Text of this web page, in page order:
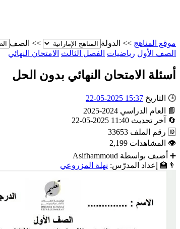
موقع المناهج >> الدولة >> الصف
الصف الأول رياضيات الفصل الثالث الامتحان النهائي
أسئلة الامتحان النهائي بدون الحل
🕒 التاريخ 15:37 2025-05-22
📘
العام الدراسي 2024-2025
🔄
آخر تحديث 11:40 2025-05-22
🆔 رقم الملف 33653
👁 المشاهدات 2,199
➕ أضيف بواسطة Asifhammoud
👨‍🏫
إعداد المدرّس: نهلة المزروعي